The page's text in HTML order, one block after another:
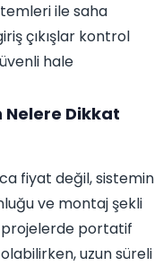
ile saha
çıkışlar kontrol
hale
Nelere Dikkat
fiyat değil, sistemin
ve montaj şekli
projelerde portatif
uzun süreli